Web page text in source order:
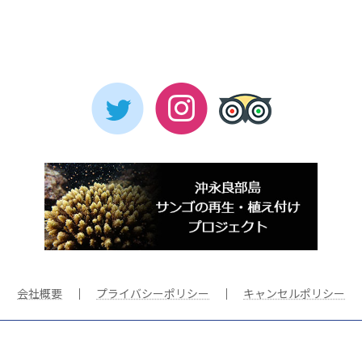
会社概要 プライバシーポリシー キャンセルポリシー